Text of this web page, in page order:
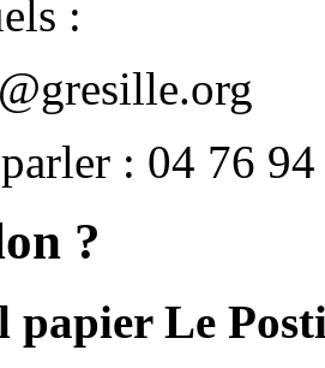
:
: 04 76
?
papier Le